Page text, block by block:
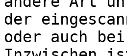
der
oder auch